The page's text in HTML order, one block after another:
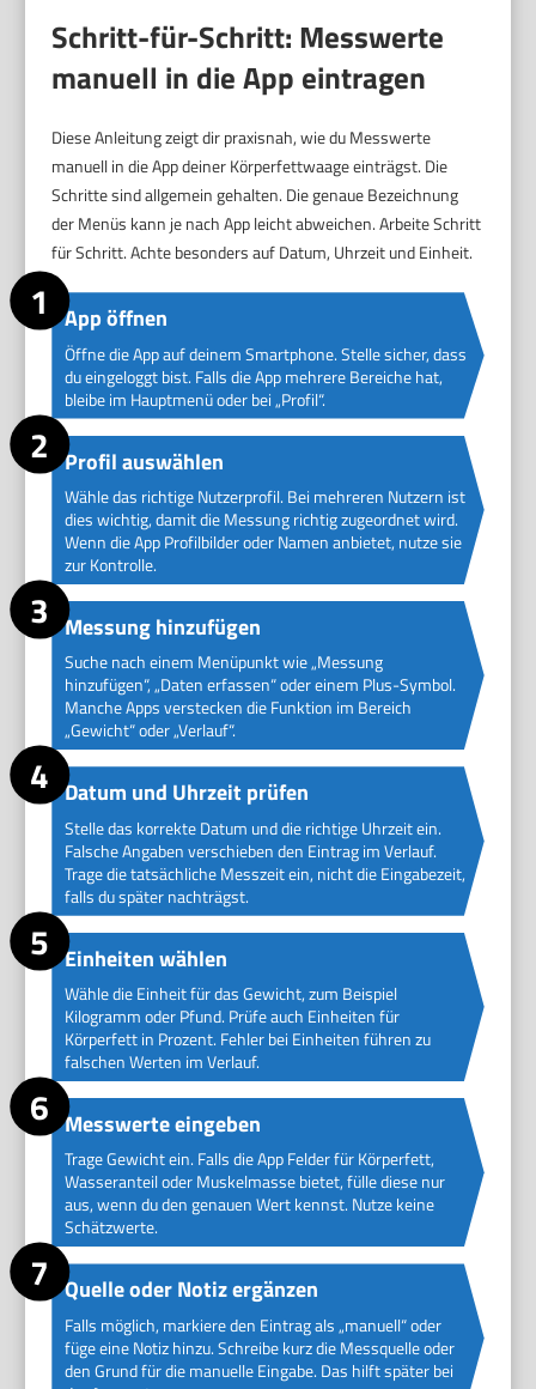
Schritt-für-Schritt: Messwerte
manuell in die App eintragen
Diese Anleitung zeigt dir praxisnah, wie du Messwerte
manuell in die App deiner Körperfettwaage einträgst. Die
Schritte sind allgemein gehalten. Die genaue Bezeichnung
der Menüs kann je nach App leicht abweichen. Arbeite Schritt
für Schritt. Achte besonders auf Datum, Uhrzeit und Einheit.
App öffnen
Öffne die App auf deinem Smartphone. Stelle sicher, dass
du eingeloggt bist. Falls die App mehrere Bereiche hat,
bleibe im Hauptmenü oder bei „Profil“.
Profil auswählen
Wähle das richtige Nutzerprofil. Bei mehreren Nutzern ist
dies wichtig, damit die Messung richtig zugeordnet wird.
Wenn die App Profilbilder oder Namen anbietet, nutze sie
zur Kontrolle.
Messung hinzufügen
Suche nach einem Menüpunkt wie „Messung
hinzufügen“, „Daten erfassen“ oder einem Plus-Symbol.
Manche Apps verstecken die Funktion im Bereich
„Gewicht“ oder „Verlauf“.
Datum und Uhrzeit prüfen
Stelle das korrekte Datum und die richtige Uhrzeit ein.
Falsche Angaben verschieben den Eintrag im Verlauf.
Trage die tatsächliche Messzeit ein, nicht die Eingabezeit,
falls du später nachträgst.
Einheiten wählen
Wähle die Einheit für das Gewicht, zum Beispiel
Kilogramm oder Pfund. Prüfe auch Einheiten für
Körperfett in Prozent. Fehler bei Einheiten führen zu
falschen Werten im Verlauf.
Messwerte eingeben
Trage Gewicht ein. Falls die App Felder für Körperfett,
Wasseranteil oder Muskelmasse bietet, fülle diese nur
aus, wenn du den genauen Wert kennst. Nutze keine
Schätzwerte.
Quelle oder Notiz ergänzen
Falls möglich, markiere den Eintrag als „manuell“ oder
füge eine Notiz hinzu. Schreibe kurz die Messquelle oder
den Grund für die manuelle Eingabe. Das hilft später bei